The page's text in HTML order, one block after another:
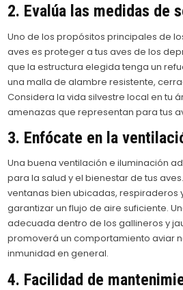
2. Evalúa las medidas de
Uno de los propósitos principales de
aves es proteger a tus aves de los
que la estructura elegida tenga un
una malla de alambre resistente,
Considera la vida silvestre local en tu
amenazas que representan para tus
3. Enfócate en la
Una buena ventilación e iluminación
para la salud y el bienestar de tus
ventanas bien ubicadas, respiraderos
garantizar un flujo de aire suficiente.
adecuada dentro de los gallineros y
promoverá un comportamiento aviar
inmunidad en general.
4. Facilidad de